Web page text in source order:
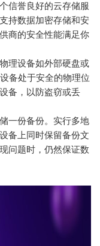
信誉良好的云存储服
持数据加密存储和安
商的安全性能满足你
理设备如外部硬盘或
备处于安全的物理位
备，以防盗窃或丢
一份备份。实行多地
备上同时保留备份文
问题时，仍然保证数